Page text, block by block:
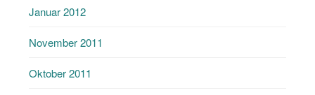
Januar 2012
November 2011
Oktober 2011